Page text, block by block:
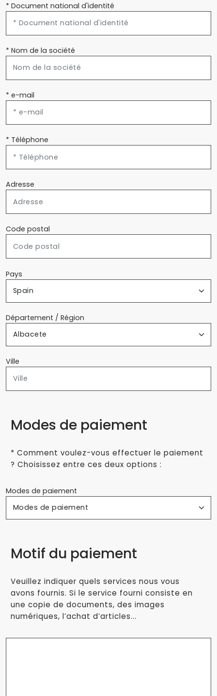
* Document national d'identité
* Nom de la société
* e-mail
* Téléphone
Adresse
Code postal
Pays
Département / Région
Ville
Modes de paiement
* Comment voulez-vous effectuer le paiement
? Choisissez entre ces deux options :
Modes de paiement
Motif du paiement
Veuillez indiquer quels services nous vous
avons fournis. Si le service fourni consiste en
une copie de documents, des images
numériques, l’achat d’articles...